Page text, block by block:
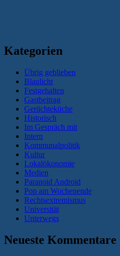
Kategorien
Übrig geblieben
Blaulicht
Festgehalten
Gastbeitrag
Gerüchteküche
Historisch
Im Gespräch mit
Intern
Kommunalpolitik
Kultur
Lokalökonomie
Medien
Paranoid Android
Pop am Wochenende
Rechtsextremismus
Universität
Unterwegs
Neueste Kommentare